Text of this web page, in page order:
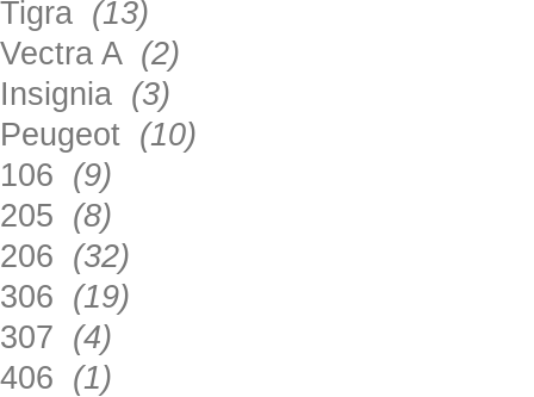
Tigra (13)
Vectra A (2)
Insignia (3)
Peugeot (10)
106 (9)
205 (8)
206 (32)
306 (19)
307 (4)
406 (1)